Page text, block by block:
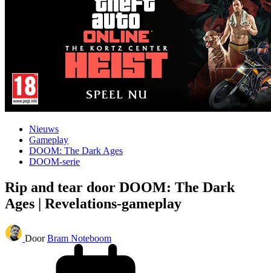
Nieuws
Gameplay
DOOM: The Dark Ages
DOOM-serie
Rip and tear door DOOM: The Dark
Ages | Revelations-gameplay
Door Bram Noteboom